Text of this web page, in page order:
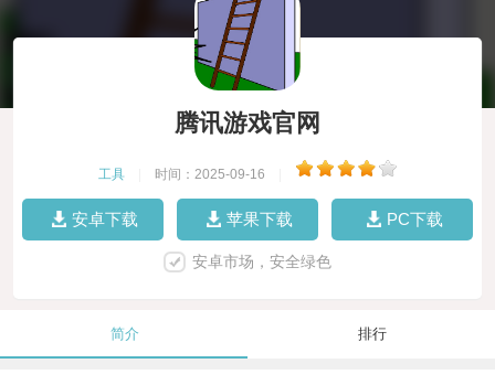
腾讯游戏官网
工具 时间：2025-09-16
安卓下载 苹果下载 PC下载
安卓市场，安全绿色
简介 排行